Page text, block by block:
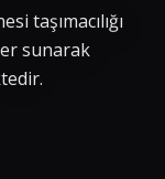
taşımacılığı
sunarak